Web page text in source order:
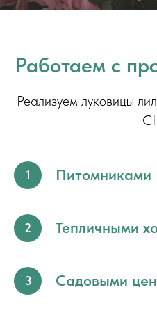
Работаем с
Реализуем луковицы
1 Питомниками
2 Тепличными
3 Садовыми